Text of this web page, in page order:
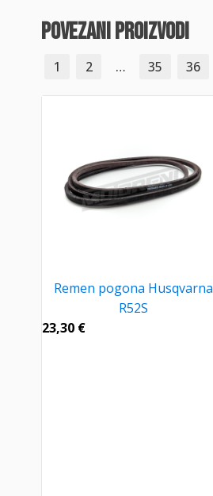
povezani proizvodi
1 2 … 35 36
Remen pogona Husqvarna
R52S
23,30 €